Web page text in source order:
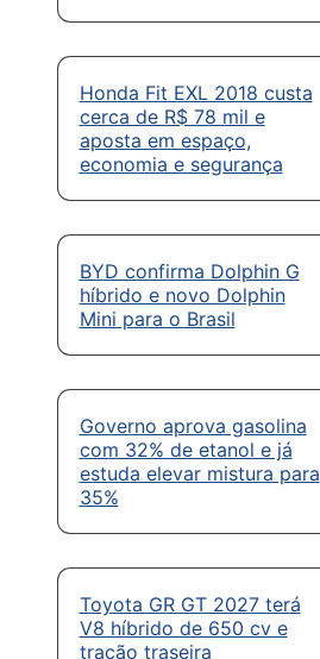
Honda Fit EXL 2018 custa
cerca de R$ 78 mil e
aposta em espaço,
economia e segurança
BYD confirma Dolphin G
híbrido e novo Dolphin
Mini para o Brasil
Governo aprova gasolina
com 32% de etanol e já
estuda elevar mistura para
35%
Toyota GR GT 2027 terá
V8 híbrido de 650 cv e
tração traseira